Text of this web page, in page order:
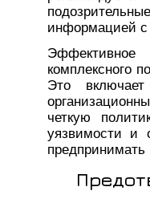
информацией
Эффективное
комплексного
Это
четкую
уязвимости и